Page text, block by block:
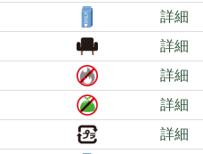
詳細
詳細
詳細
詳細
詳細